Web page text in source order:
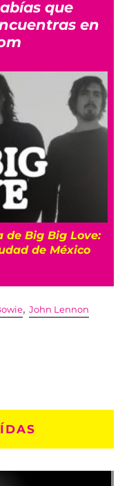
que
en
de Big Big Love:
de México
,John Lennon